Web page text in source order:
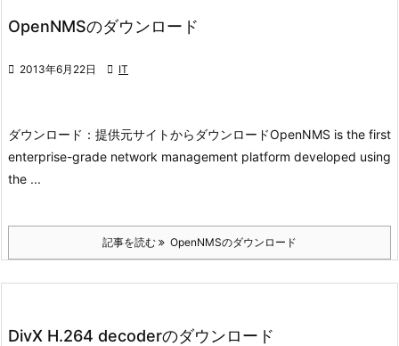
OpenNMSのダウンロード
 2013年6月22日  IT
ダウンロード： 提供元サイトからダウンロードOpenNMS is the first
enterprise-grade network management platform developed using
the ...
記事を読む OpenNMSのダウンロード
DivX H.264 decoderのダウンロード